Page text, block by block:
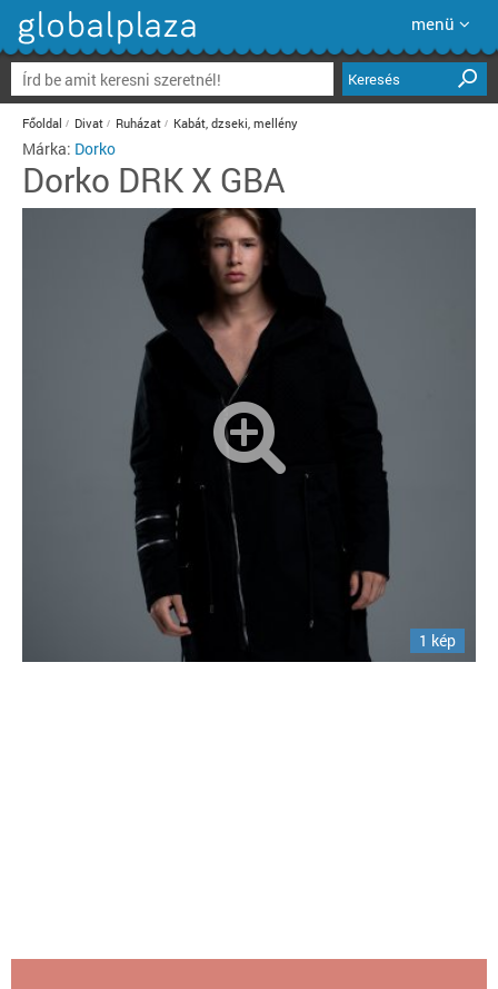
menü
Keresés
Főoldal Divat Ruházat Kabát, dzseki, mellény
Márka: Dorko
Dorko DRK X GBA
1 kép